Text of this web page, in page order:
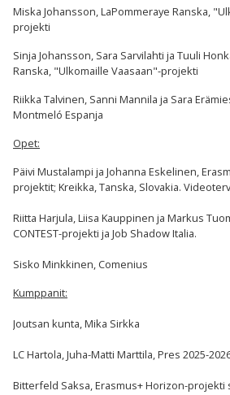
Miska Johansson, LaPommeraye Ranska,
projekti
Sinja Johansson, Sara Sarvilahti ja Tuuli
Ranska, "Ulkomaille Vaasaan"-projekti
Riikka Talvinen, Sanni Mannila ja Sara
Montmeló Espanja
Opet:
Päivi Mustalampi ja Johanna Eskelinen,
projektit; Kreikka, Tanska, Slovakia.
Riitta Harjula, Liisa Kauppinen ja Markus
CONTEST-projekti ja Job Shadow Italia.
Sisko Minkkinen, Comenius
Kumppanit:
Joutsan kunta, Mika Sirkka
LC Hartola, Juha-Matti Marttila, Pres 2025-
Bitterfeld Saksa, Erasmus+ Horizon-projekti